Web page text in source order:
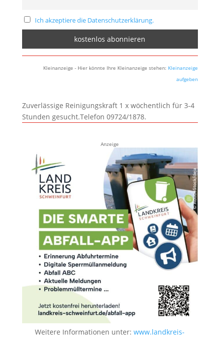
Ich akzeptiere die Datenschutzerklärung.
Kleinanzeige - Hier könnte Ihre Kleinanzeige stehen: Kleinanzeige
aufgeben
Zuverlässige Reinigungskraft 1 x wöchentlich für 3-4
Stunden gesucht.Telefon 09724/1878.
Anzeige
Weitere Informationen unter:www.landkreis-